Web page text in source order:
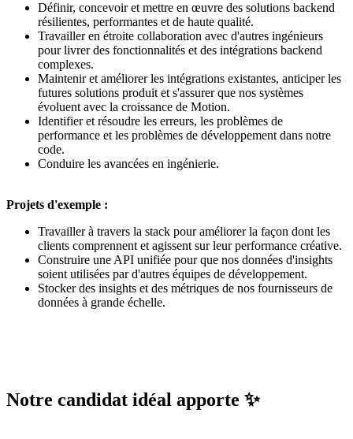
Définir, concevoir et mettre en œuvre des solutions backend
résilientes, performantes et de haute qualité.
Travailler en étroite collaboration avec d'autres ingénieurs
pour livrer des fonctionnalités et des intégrations backend
complexes.
Maintenir et améliorer les intégrations existantes, anticiper les
futures solutions produit et s'assurer que nos systèmes
évoluent avec la croissance de Motion.
Identifier et résoudre les erreurs, les problèmes de
performance et les problèmes de développement dans notre
code.
Conduire les avancées en ingénierie.
Projets d'exemple :
Travailler à travers la stack pour améliorer la façon dont les
clients comprennent et agissent sur leur performance créative.
Construire une API unifiée pour que nos données d'insights
soient utilisées par d'autres équipes de développement.
Stocker des insights et des métriques de nos fournisseurs de
données à grande échelle.
Notre candidat idéal apporte ✨